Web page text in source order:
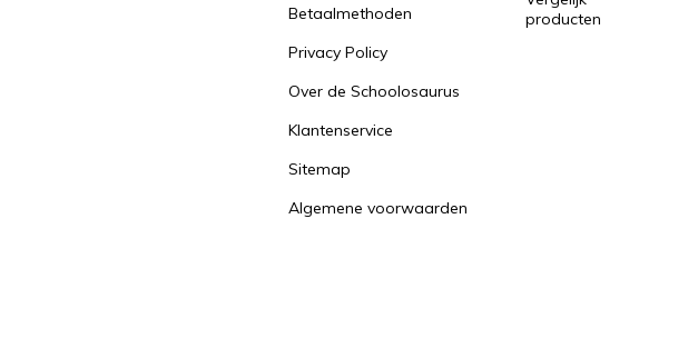
Betaalmethoden
Privacy Policy
Over de Schoolosaurus
Klantenservice
Sitemap
Algemene voorwaarden
producten